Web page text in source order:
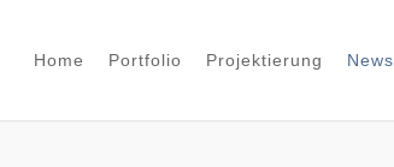
Home Portfolio Projektierung News